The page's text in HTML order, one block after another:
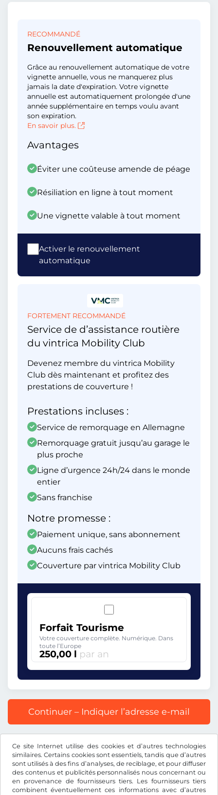
Ce site Internet utilise des cookies et d’autres technologies
similaires. Certains cookies sont essentiels, tandis que d’autres
sont utilisés à des fins d’analyses, de reciblage, et pour diffuser
des contenus et publicités personnalisés nous concernant ou
en provenance de fournisseurs tiers. Les fournisseurs tiers
combinent éventuellement ces informations avec d’autres
RECOMMANDÉ
Renouvellement automatique
Grâce au renouvellement automatique de votre
vignette annuelle, vous ne manquerez plus
jamais la date d'expiration. Votre vignette
annuelle est automatiquement prolongée d'une
année supplémentaire en temps voulu avant
son expiration.
En savoir plus.
Avantages
Éviter une coûteuse amende de péage
Résiliation en ligne à tout moment
Une vignette valable à tout moment
Activer le renouvellement
automatique
FORTEMENT RECOMMANDÉ
Service de d’assistance routière
du vintrica Mobility Club
Devenez membre du vintrica Mobility
Club dès maintenant et profitez des
prestations de couverture !
Prestations incluses :
Service de remorquage en Allemagne
Remorquage gratuit jusqu’au garage le
plus proche
Ligne d’urgence 24h/24 dans le monde
entier
Sans franchise
Notre promesse :
Paiement unique, sans abonnement
Aucuns frais cachés
Couverture par vintrica Mobility Club
Forfait Tourisme
Votre couverture complète. Numérique. Dans
toute l’Europe
250,00 l par an
Continuer – Indiquer l’adresse e-mail
compris les frais d’enregistrement et la TVA.